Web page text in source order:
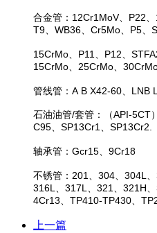
合金管：12Cr1MoV、P22
T9、WB36、Cr5Mo、P5、
15CrMo、P11、P12、
15CrMo、25CrMo、
管线管：A B X42-60、LNB
石油油管/套管：（API-5CT
C95、SP13Cr1、SP13Cr2.
轴承管：Gcr15、9Cr18
不锈管：201、304、304L
316L、317L、321、321H
4Cr13、TP410-TP430、
上一篇